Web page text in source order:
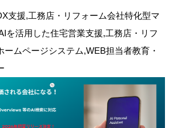
支援,工務店・リフォーム会社特化型マ
を活用した住宅営業支援,工務店・リフ
ームページシステム,WEB担当者教育・